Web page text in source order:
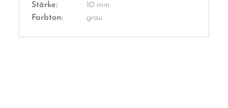
Stärke:
10 mm
Farbton:
grau